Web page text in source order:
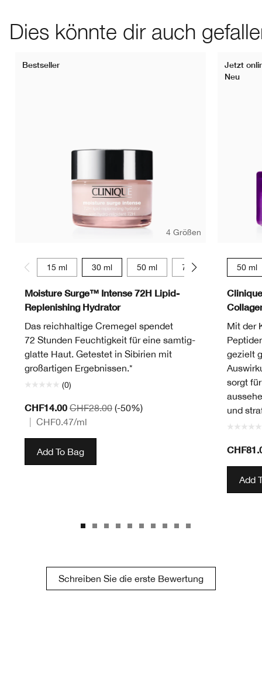
Dies könnte dir auch
Bestseller
4 Größen
15 ml 30 ml 50 ml 75 ml
Moisture Surge™ Intense 72H Lipid-
Replenishing Hydrator
Das reichhaltige Cremegel spendet
72 Stunden Feuchtigkeit für eine samtig-
glatte Haut. Getestet in Sibirien mit
großartigen Ergebnissen.*
(0)
CHF14.00 CHF28.00 (-50%)
CHF0.47/ml
Add To Bag
Jetzt
Neu
50 ml
Mit der
gezielt
sorgt
und
Add
Schreiben Sie die erste Bewertung